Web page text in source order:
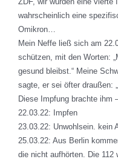
wahrscheinlich eine
Omikron…
Mein Neffe ließ sich am
schützen, mit den Worten:
gesund bleibst.“ Meine
sagte, er sei öfter draußen:
Diese Impfung brachte ihm
22.03.22: Impfen
23.03.22: Unwohlsein. kein
25.03.22: Aus Berlin
die nicht aufhörten. Die 112